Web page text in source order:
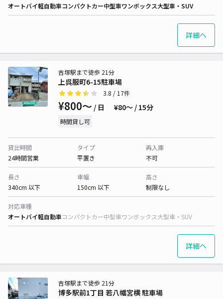
オートバイ軽自動車コンパクトカー中型車ワンボックス大型車・SUV
詳細へ
上呉服町6-15駐車場
吉塚駅まで徒歩 21分
3.8 / 17件
¥800〜 / 日 ¥80〜 / 15分
時間貸し可
貸出時間
24時間営業
タイプ
平置き
再入庫
不可
長さ
340cm 以下
車幅
150cm 以下
高さ
制限なし
対応車種
オートバイ軽自動車コンパクトカー中型車ワンボックス大型車・SUV
詳細へ
博多駅前1丁目 若八幡宮横 駐車場
吉塚駅まで徒歩 21分